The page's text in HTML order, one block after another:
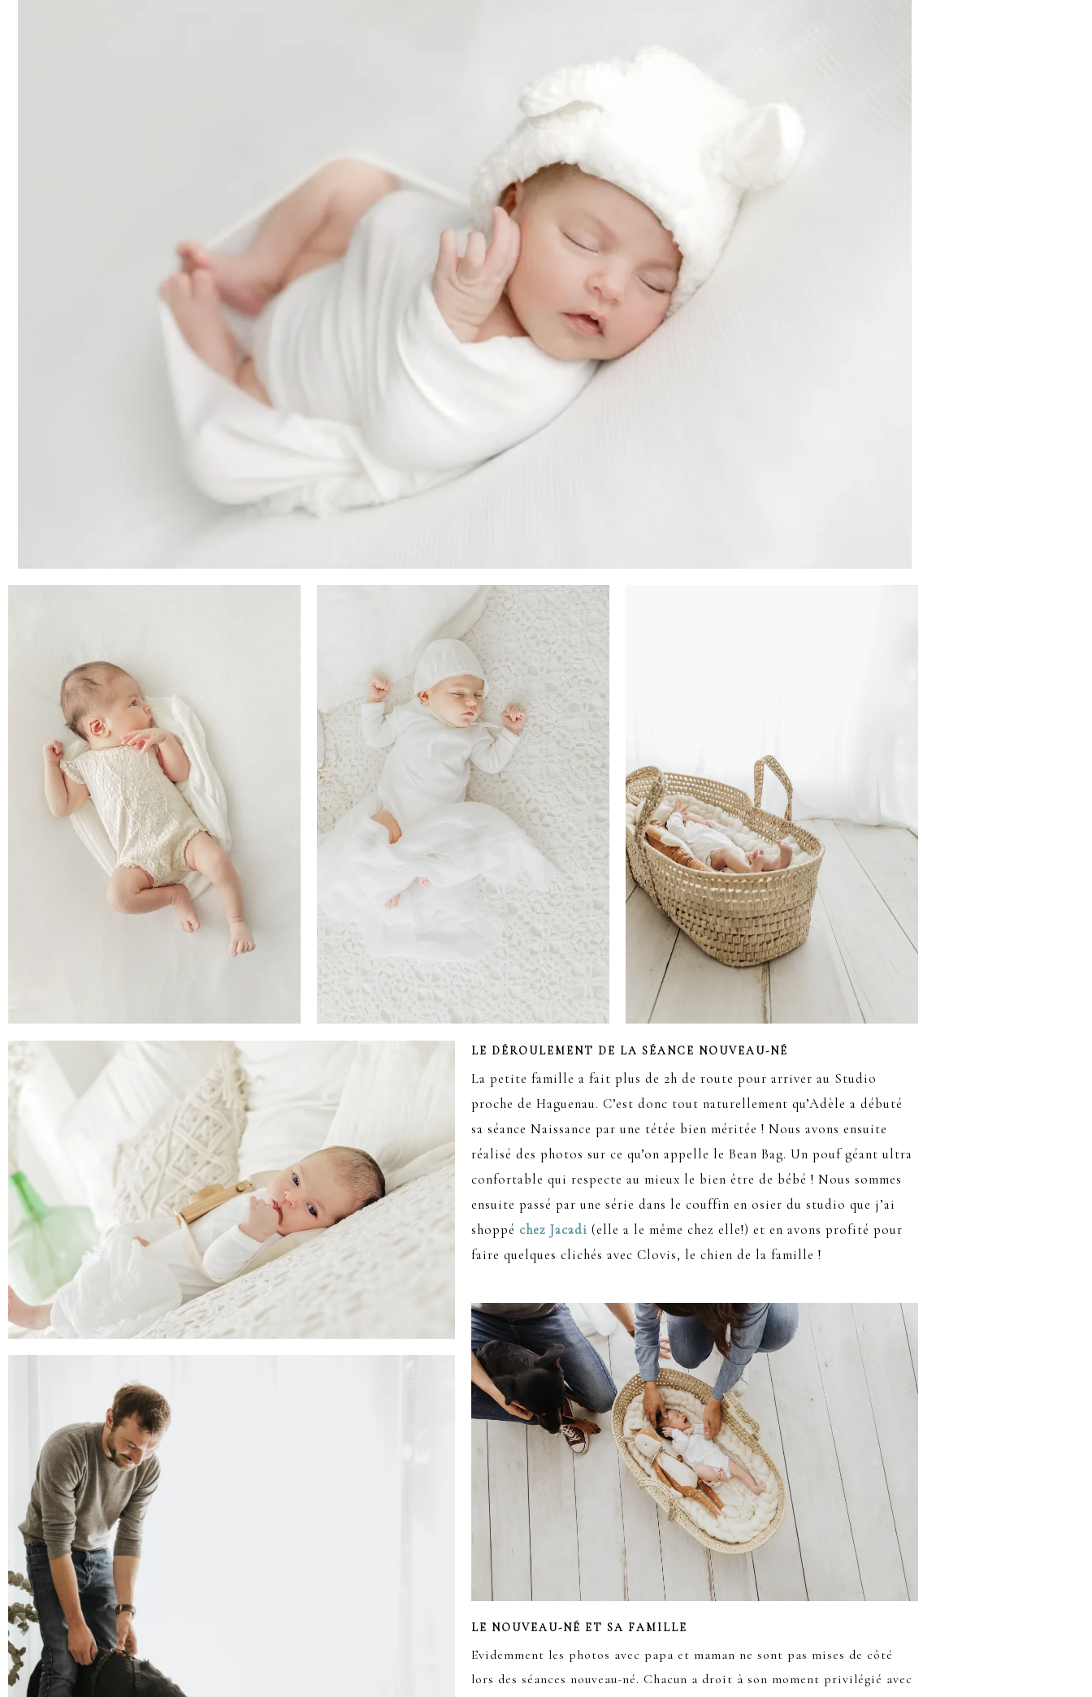
LE DÉROULEMENT DE LA SÉANCE NOUVEAU-NÉ
La petite famille a fait plus de 2h de route pour arriver au Studio
proche de Haguenau. C’est donc tout naturellement qu’Adèle a débuté
sa séance Naissance par une tétée bien méritée ! Nous avons ensuite
réalisé des photos sur ce qu’on appelle le Bean Bag. Un pouf géant ultra
confortable qui respecte au mieux le bien être de bébé ! Nous sommes
ensuite passé par une série dans le couffin en osier du studio que j’ai
shoppé chez Jacadi (elle a le même chez elle!) et en avons profité pour
faire quelques clichés avec Clovis, le chien de la famille !
LE NOUVEAU-NÉ ET SA FAMILLE
Evidemment les photos avec papa et maman ne sont pas mises de côté
lors des séances nouveau-né. Chacun a droit à son moment privilégié avec